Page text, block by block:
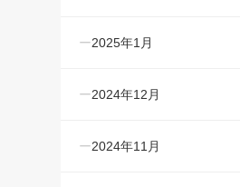
2025年1月
2024年12月
2024年11月